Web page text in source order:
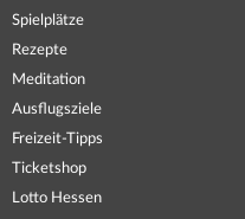
Spielplätze
Rezepte
Meditation
Ausflugsziele
Freizeit-Tipps
Ticketshop
Lotto Hessen